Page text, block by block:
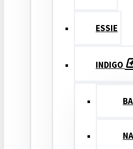
ESSIE
INDIGO